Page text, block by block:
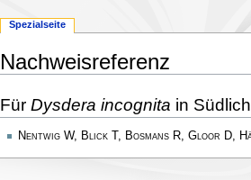
Nachweisreferenz
Navigation
springen
Suche
springen
Für Dysdera incognita in
Nentwig W, Blick T, Bosmans R, Gloor D,
Spezialseite